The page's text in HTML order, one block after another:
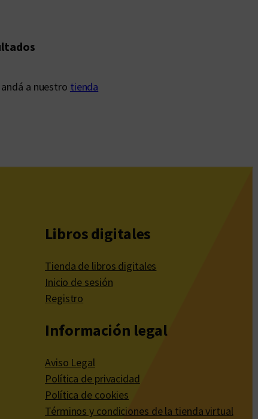
a nuestro tienda
Libros digitales
Tienda de libros digitales
Inicio de sesión
Registro
Información legal
Aviso Legal
Política de privacidad
Política de cookies
Términos y condiciones de la tienda virtual